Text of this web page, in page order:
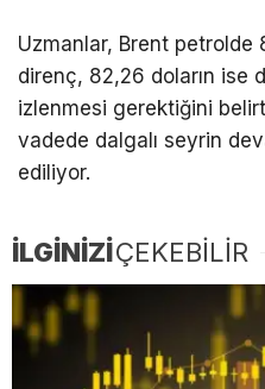
Uzmanlar, Brent
direnç, 82,26 doların ise
izlenmesi gerektiğini
vadede dalgalı seyrin
ediliyor.
İLGİNİZİÇEKEBİLİR